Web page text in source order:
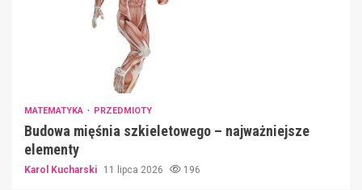
MATEMATYKA PRZEDMIOTY
Budowa mięśnia szkieletowego – najważniejsze
elementy
Karol Kucharski 11 lipca 2026 196